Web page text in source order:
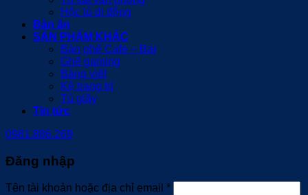
Hộc tủ di động
Bàn ăn
SẢN PHẨM KHÁC
Bàn ghế Cafe – Bar
Ghế gaming
Bảng viết
Kệ trang trí
Tủ giầy
Tin tức
0981.886.269
Đăng nhập
Tên tài khoản hoặc địa chỉ email *